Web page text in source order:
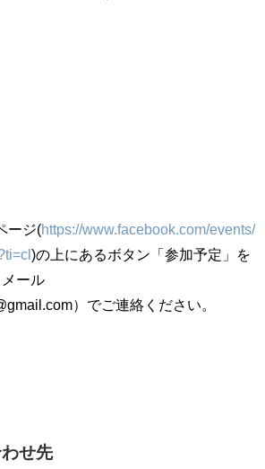
ージ(https://www.facebook.com/events/
)の上にあるボタン「参加予定」を
ール
）でご連絡ください。
せ先